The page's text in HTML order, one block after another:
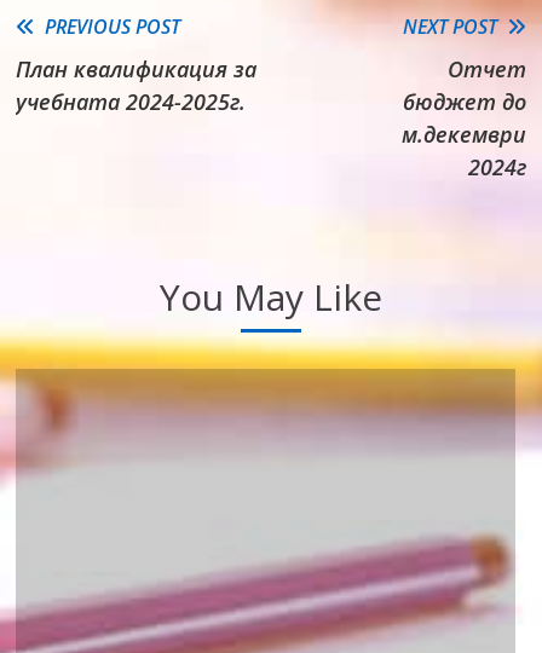
Read
more
articles
PREVIOUS POST
План квалификация за
учебната 2024-2025г.
NEXT POST
Отчет
бюджет до
м.декември
2024г
You May Like